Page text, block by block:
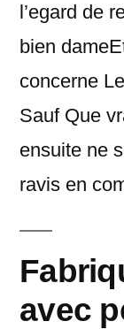
l’egard de
bien
concerne
Sauf Que
ensuite ne
ravis en
avec